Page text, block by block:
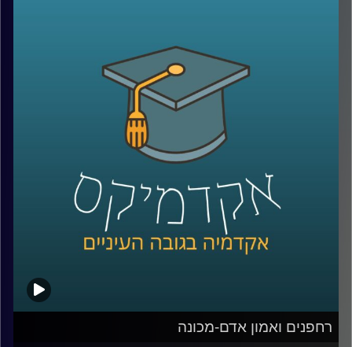
שגורמת לנו לחזור שוב ושוב, ואיך משלבים בין טכנולוגיה,
דאטה, לוגיסטיקה ובעיקר הבנה של בני אדם?
כדי לדבר על כל זה נמצא איתי היום צביקה ביידא, לשעבר
נדבר על מה באמת עומד מאחורי חוויית לקוח טובה, איך
ארגונים חושבים על חדשנות, ואיך בינה מלאכותית הולכת
לשנות את הדרך שבה כולנו קונים, עובדים ומקבלים החלטות
קרדיט תמונות:AudioVersity
רחפנים ואמון אדם-מכונה